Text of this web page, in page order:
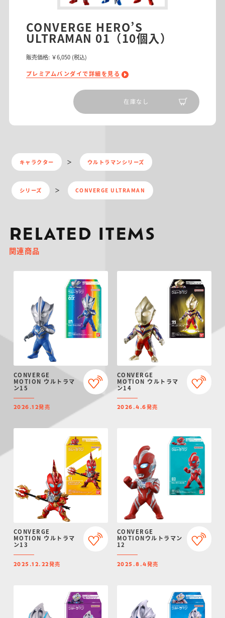
CONVERGE HERO’S
ULTRAMAN 01（10個入）
販売価格: ￥6,050 (税込)
プレミアムバンダイで詳細を見る
在庫なし
キャラクター ウルトラマンシリーズ
シリーズ CONVERGE ULTRAMAN
RELATED ITEMS
関連商品
CONVERGE
MOTION ウルトラマ
ン15
2026.12発売
CONVERGE
MOTION ウルトラマ
ン14
2026.4.6発売
CONVERGE
MOTION ウルトラマ
ン13
2025.12.22発売
CONVERGE
MOTIONウルトラマン
12
2025.8.4発売